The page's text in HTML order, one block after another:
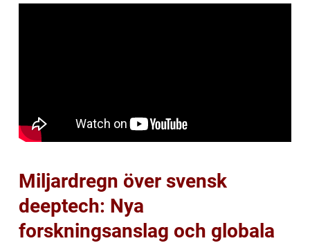
Miljardregn över svensk
deeptech: Nya
forskningsanslag och globala